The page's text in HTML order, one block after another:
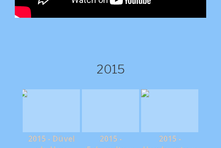
2015
2015 - Düvel
2015 -
2015 -